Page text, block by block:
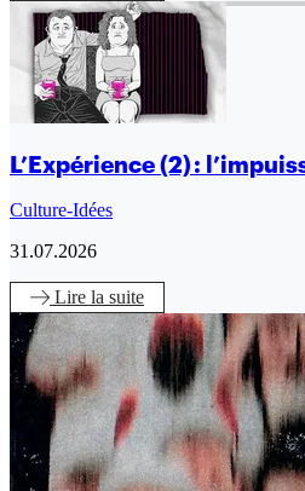
L’Expérience (2) :
Culture-Idées
31.07.2026
Lire la suite